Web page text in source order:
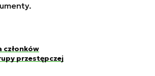
członków
przestępczej